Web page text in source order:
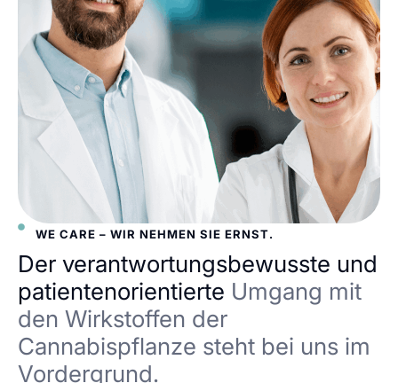
WE CARE – WIR NEHMEN SIE ERNST.
Der verantwortungsbewusste und
patientenorientierte Umgang mit
den Wirkstoffen der
Cannabispflanze steht bei uns im
Vordergrund.